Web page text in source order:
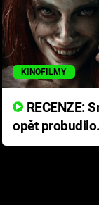
KINOFILMY
opět
přichází s